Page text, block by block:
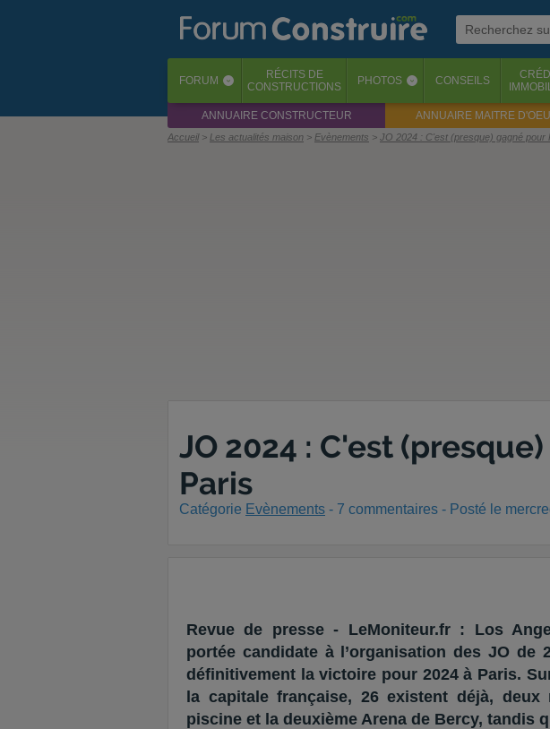
FORUM ‹ RÉCITS DE
CONSTRUCTIONS
PHOTOS ‹ CONSEILS
ANNUAIRE CONSTRUCTEUR ANNUAIRE MAITRE
Accueil Les actualités maison Evènements JO 2024 : C'est (presque) gagné pour
JO 2024 : C'est
Paris
Catégorie Evènements - 7 commentaires - Posté le
Revue de presse - LeMoniteur.fr : Los
portée candidate à l’organisation des JO de
définitivement la victoire pour 2024 à Paris.
la capitale française, 26 existent déjà,
piscine et la deuxième Arena de Bercy, tandis